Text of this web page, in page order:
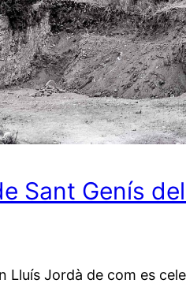
Sant Genís
Lluís Jordà de com es